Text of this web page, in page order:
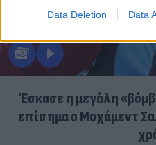
Data Deletion Data
Έσκασε η μεγάλη
επίσημα ο Μοχάμεντ